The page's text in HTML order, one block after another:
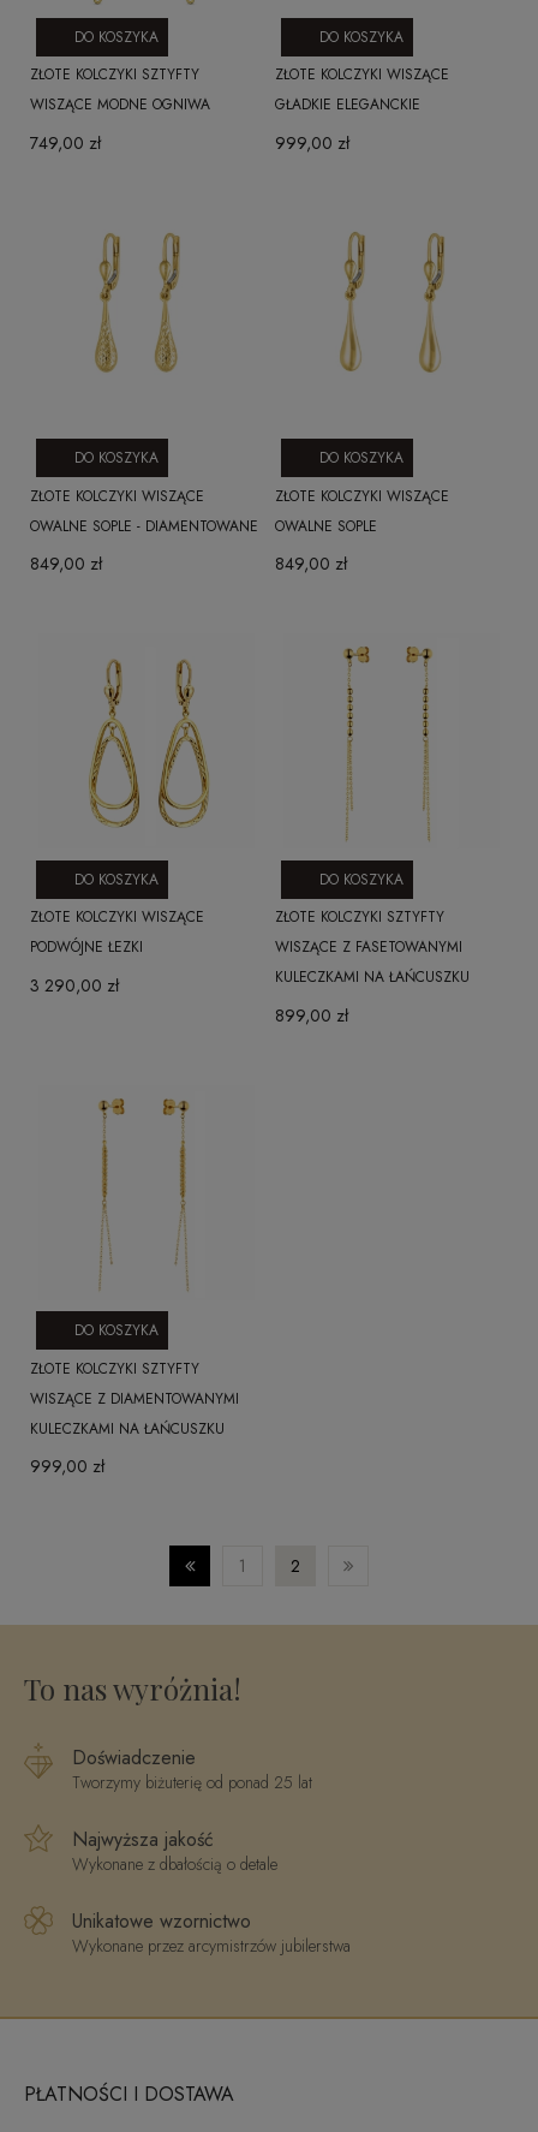
ZŁOTE KOLCZYKI SZTYFTY
WISZĄCE MODNE OGNIWA
749,00 zł
DO KOSZYKA
ZŁOTE KOLCZYKI WISZĄCE
GŁADKIE ELEGANCKIE
999,00 zł
DO KOSZYKA
ZŁOTE KOLCZYKI WISZĄCE
OWALNE SOPLE - DIAMENTOWANE
849,00 zł
DO KOSZYKA
ZŁOTE KOLCZYKI WISZĄCE
OWALNE SOPLE
849,00 zł
DO KOSZYKA
ZŁOTE KOLCZYKI WISZĄCE
PODWÓJNE ŁEZKI
3 290,00 zł
DO KOSZYKA
ZŁOTE KOLCZYKI SZTYFTY
WISZĄCE Z FASETOWANYMI
KULECZKAMI NA ŁAŃCUSZKU
899,00 zł
DO KOSZYKA
ZŁOTE KOLCZYKI SZTYFTY
WISZĄCE Z DIAMENTOWANYMI
KULECZKAMI NA ŁAŃCUSZKU
999,00 zł
DO KOSZYKA
1 2
To nas wyróżnia!
Doświadczenie
Tworzymy biżuterię od ponad 25 lat
Najwyższa jakość
Wykonane z dbałością o detale
Unikatowe wzornictwo
Wykonane przez arcymistrzów jubilerstwa
PŁATNOŚCI I DOSTAWA